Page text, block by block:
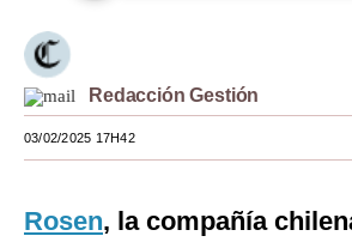
Mundo
EEUU
México
Internacional
Redacción Gestión
03/02/2025 17H42
Rosen, la compañía